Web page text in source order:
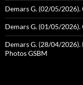
Demars G. (02/05/
Demars G. (01/05/
Demars G. (28/04/
Photos GSBM